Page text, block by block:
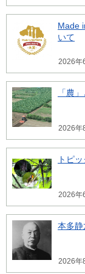
Made
いて
2026年
「農
2026年
トピ
2026年
本多静
2026年